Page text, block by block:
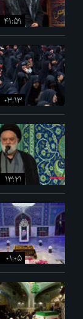
۴۱:۵۹
۰۳:۱۳
۱۳:۲۱
۰۱:۰۵